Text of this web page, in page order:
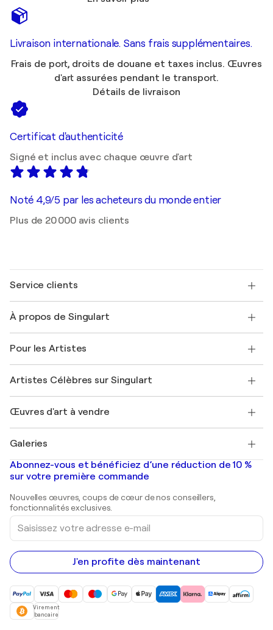
Livraison internationale. Sans frais supplémentaires.
Frais de port, droits de douane et taxes inclus. Œuvres
d'art assurées pendant le transport.
Détails de livraison
Certificat d'authenticité
Signé et inclus avec chaque œuvre d'art
Noté 4,9/5 par les acheteurs du monde entier
Plus de 20 000 avis clients
Service clients
Expédition
Offrir une carte cadeau
Rejoignez notre programme commercial
Mon compte
+33 1 76 44 06 42
À propos de Singulart
FAQ
Magazine Singulart
Emplois
Découvrez une sélection d'art original
Pour les Artistes
Se connecter en tant qu'Artiste
Artistes Célèbres sur Singulart
Marc Chagall
Banksy
Mr. Brainwash
Shepard Fairey
Œuvres d'art à vendre
Tableaux abstraits à vendre
Peintures de paysage
Estampes
Peintures acryliques
Galeries
Galeries d'art en France
Galeries d'art en Belgique
Abonnez-vous et bénéficiez d’une réduction de 10 %
sur votre première commande
Nouvelles œuvres, coups de cœur de nos conseillers,
fonctionnalités exclusives.
Saisissez
votre
adresse
e-
mail
J'en profite dès maintenant
Virement
bancaire